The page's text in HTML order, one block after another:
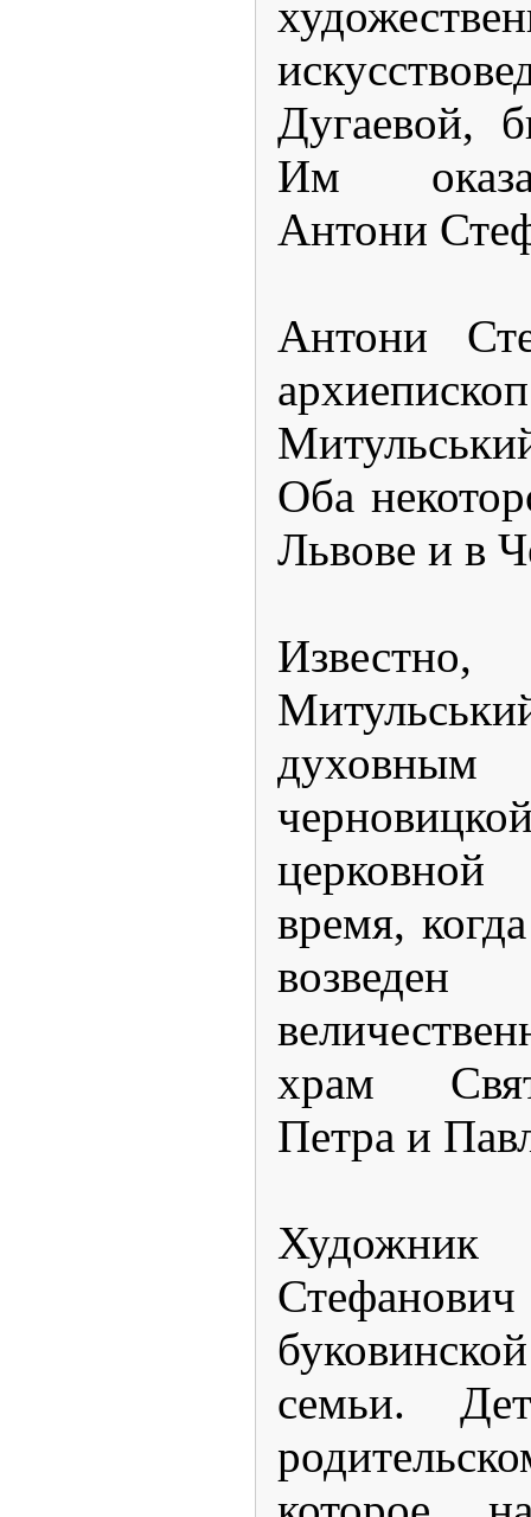
Дугаевой,
Им
Антони
Антони
Оба
Львове и в
время,
храм
Петра и
семьи.